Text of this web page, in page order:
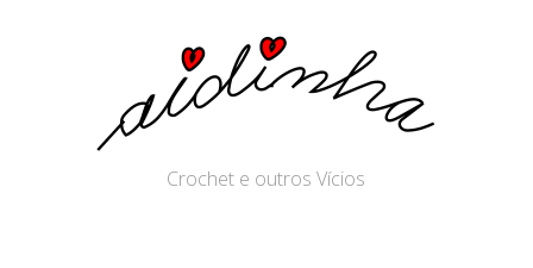
Crochet e outros Vícios